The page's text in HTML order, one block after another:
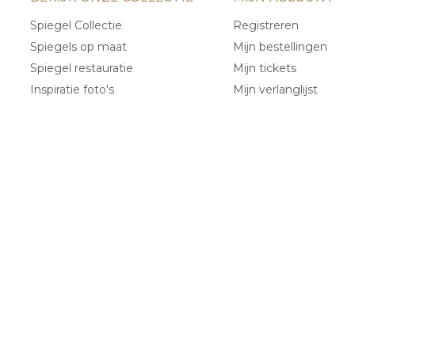
Spiegel Collectie
Spiegels op maat
Spiegel restauratie
Inspiratie foto's
Registreren
Mijn bestellingen
Mijn tickets
Mijn verlanglijst